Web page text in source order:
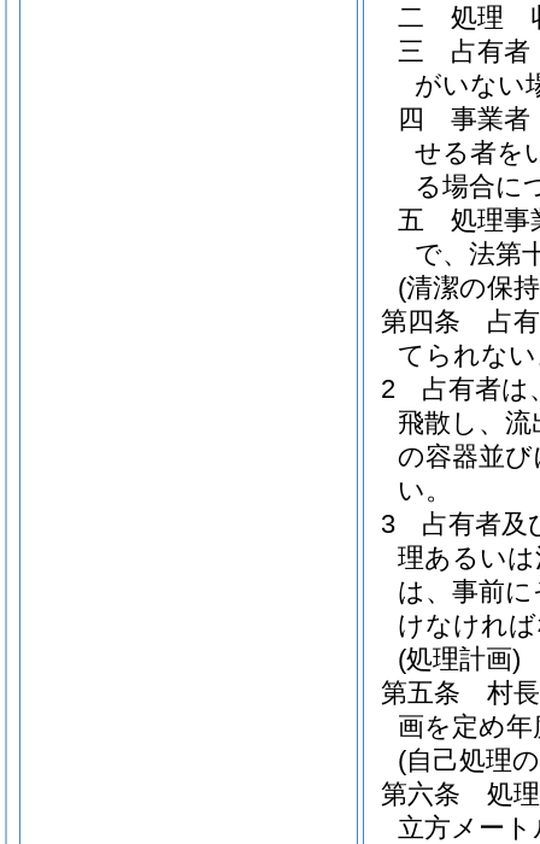
二
処理
三
占有
がいない
四
事業
せる者を
る場合に
五
処理
で、法第
(清潔の保
第四条
占
てられな
2
占有者は
飛散し、
の容器並
い。
3
占有者及
理あるい
は、事前
けなけれ
(処理計画)
第五条
村
画を定め
(自己処理
第六条
処
立方メー